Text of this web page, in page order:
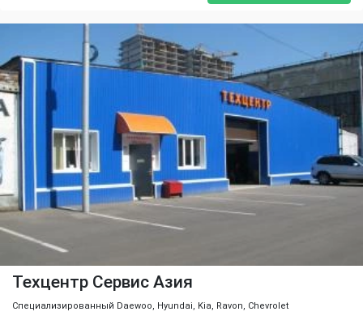
Техцентр Сервис Азия
Специализированный Daewoo, Hyundai, Kia, Ravon, Chevrolet